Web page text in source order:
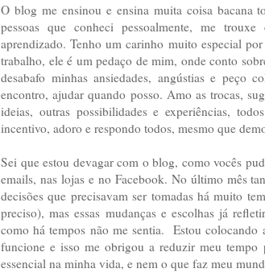
O blog me ensinou e ensina muita coisa bacana
pessoas que conheci pessoalmente, me
aprendizado. Tenho um carinho muito especial
trabalho, ele é um pedaço de mim, onde conto
desabafo minhas ansiedades, angústias e
encontro, ajudar quando posso. Amo as trocas,
ideias, outras possibilidades e experiências,
incentivo, adoro e respondo todos, mesmo que
Sei que estou devagar com o blog, como vocês
emails, nas lojas e no Facebook. No último mês
decisões que precisavam ser tomadas há muito
preciso), mas essas mudanças e escolhas já
como há tempos não me sentia. Estou colocando
funcione e isso me obrigou a reduzir meu
essencial na minha vida, e nem o que faz meu